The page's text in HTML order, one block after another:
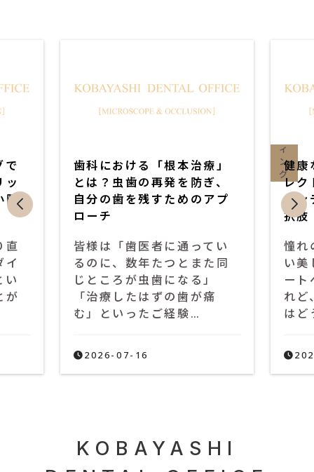
で
ッ
限
直
イ
い
が
ッ
歯科における「根本治療」
とは？虫歯の再発を防ぎ、
自分の歯を残すためのアプ
ローチ
皆様は「歯医者に通ってい
るのに、数年たつとまた同
じところが虫歯になる」
「治療したはずの歯が痛
む」といったご経験…
2026-07-16
ク
ィ
ン
グ
健康
レク
ボン
択肢
憧れ
い
ー
れど
はど
KOBAYASHI